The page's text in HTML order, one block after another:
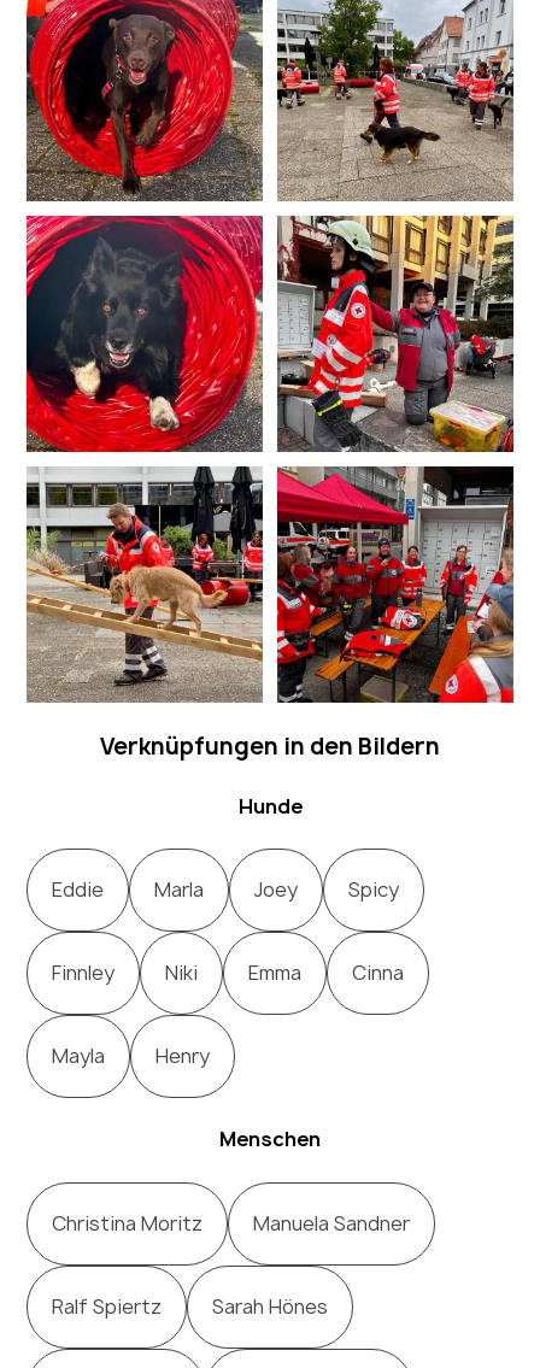
Verknüpfungen in den Bildern
Hunde
Eddie Marla Joey Spicy
Finnley Niki Emma Cinna
Mayla Henry
Menschen
Christina Moritz Manuela Sandner
Ralf Spiertz Sarah Hönes